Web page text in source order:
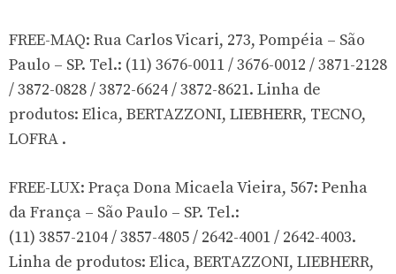
FREE-MAQ: Rua Carlos Vicari, 273, Pompéia – São
Paulo – SP. Tel.: (11) 3676-0011 / 3676-0012 / 3871-2128
/ 3872-0828 / 3872-6624 / 3872-8621. Linha de
produtos: Elica, BERTAZZONI, LIEBHERR, TECNO,
LOFRA .
FREE-LUX: Praça Dona Micaela Vieira, 567: Penha
da França – São Paulo – SP. Tel.:
(11) 3857-2104 / 3857-4805 / 2642-4001 / 2642-4003.
Linha de produtos: Elica, BERTAZZONI, LIEBHERR,